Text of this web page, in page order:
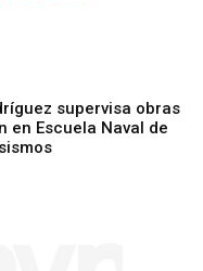
supervisa obras
en Escuela Naval de